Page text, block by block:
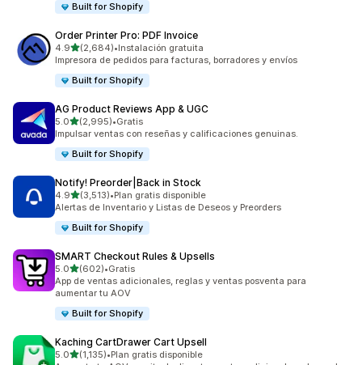
Built for Shopify
Order Printer Pro: PDF Invoice
4.9de 5 estrellas
(2,684)
2684 reseñas en total
•Instalación gratuita
Impresora de pedidos para facturas, borradores y envíos
Built for Shopify
AG Product Reviews App & UGC
5.0de 5 estrellas
(2,995)
2995 reseñas en total
•Gratis
Impulsar ventas con reseñas y calificaciones genuinas.
Built for Shopify
Notify! Preorder|Back in Stock
4.9de 5 estrellas
(3,513)
3513 reseñas en total
•Plan gratis disponible
Alertas de Inventario y Listas de Deseos y Preorders
Built for Shopify
SMART Checkout Rules & Upsells
5.0de 5 estrellas
(602)
602 reseñas en total
•Gratis
App de ventas adicionales, reglas y ventas posventa para
aumentar tu AOV
Built for Shopify
Kaching CartDrawer Cart Upsell
5.0de 5 estrellas
(1,135)
1135 reseñas en total
•Plan gratis disponible